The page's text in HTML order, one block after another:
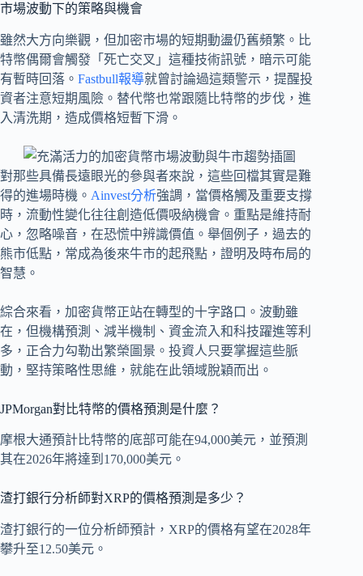
市場波動下的策略與機會
雖然大方向樂觀，但加密市場的短期動盪仍舊頻繁。比
特幣偶爾會觸發「死亡交叉」這種技術訊號，暗示可能
有暫時回落。 Fastbull報導就曾討論過這類警示，提醒投
資者注意短期風險。替代幣也常跟隨比特幣的步伐，進
入清洗期，造成價格短暫下滑。
對那些具備長遠眼光的參與者來說，這些回檔其實是難
得的進場時機。 Ainvest分析強調，當價格觸及重要支撐
時，流動性變化往往創造低價吸納機會。重點是維持耐
心，忽略噪音，在恐慌中辨識價值。舉個例子，過去的
熊市低點，常成為後來牛市的起飛點，證明及時布局的
智慧。
綜合來看，加密貨幣正站在轉型的十字路口。波動雖
在，但機構預測、減半機制、資金流入和科技躍進等利
多，正合力勾勒出繁榮圖景。投資人只要掌握這些脈
動，堅持策略性思維，就能在此領域脫穎而出。
JPMorgan對比特幣的價格預測是什麼？
摩根大通預計比特幣的底部可能在94,000美元，並預測
其在2026年將達到170,000美元。
渣打銀行分析師對XRP的價格預測是多少？
渣打銀行的一位分析師預計，XRP的價格有望在2028年
攀升至12.50美元。